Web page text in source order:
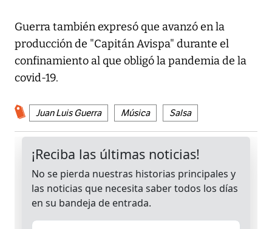
Guerra también expresó que avanzó en la
producción de "Capitán Avispa" durante el
confinamiento al que obligó la pandemia de la
covid-19.
Juan Luis Guerra Música Salsa